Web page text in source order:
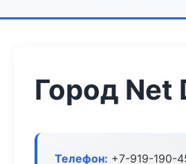
Город Net
Телефон: +7-919-190-